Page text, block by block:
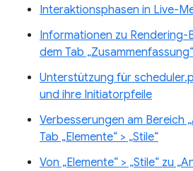
Interaktionsphasen in Live-
Informationen zu Rendering-
dem Tab „Zusammenfassung“
Unterstützung für
und ihre Initiatorpfeile
Verbesserungen am Bereich
Tab „Elemente“ > „Stile“
Von „Elemente“ > „Stile“ zu